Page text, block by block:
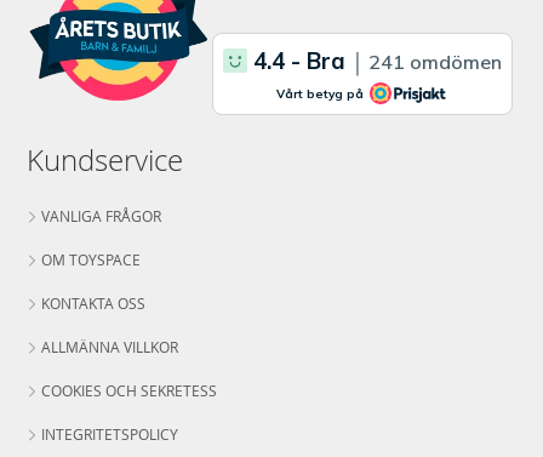
Kundservice
VANLIGA FRÅGOR
OM TOYSPACE
KONTAKTA OSS
ALLMÄNNA VILLKOR
COOKIES OCH SEKRETESS
INTEGRITETSPOLICY